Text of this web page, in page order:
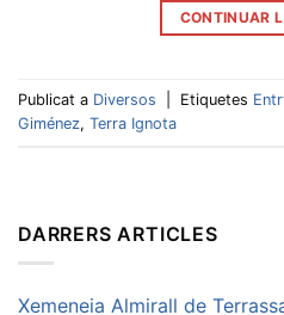
CONTINUAR
Publicat a Diversos Etiquetes
Giménez, Terra Ignota
DARRERS ARTICLES
Xemeneia Almirall de